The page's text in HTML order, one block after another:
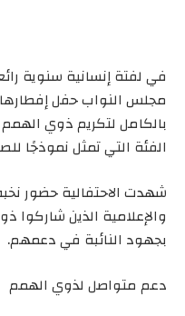
في لفتة إنسانية سنوية
مجلس النواب حفل
بالكامل لتكريم ذوي
الفئة التي تمثل نموذجًا
شهدت الاحتفالية حضور
والإعلامية الذين
بجهود النائبة في دعمهم.
دعم متواصل لذوي الهمم